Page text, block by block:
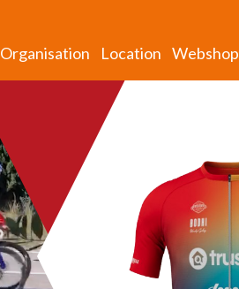
Organisation Location Webshop